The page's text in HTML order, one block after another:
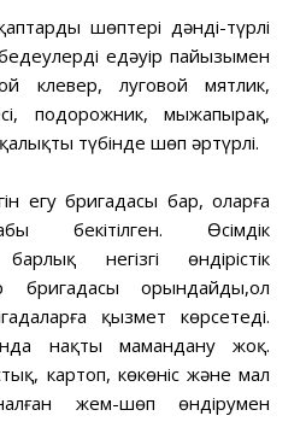
шөптері дәнді-түрлі
едәуір пайызымен
клевер, луговой мятлик,
подорожник, мыңжапырақ,
түбінде шөп әртүрлі.
егу бригадасы бар, оларға
бекітілген. Өсімдік
негізгі өндірістік
бригадасы орындайды,ол
қызмет көрсетеді.
нақты мамандану жоқ.
картоп, көкөніс және мал
жем-шөп өндірумен